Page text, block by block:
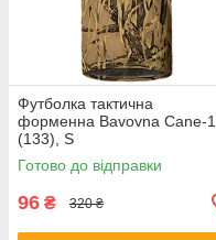
Футболка тактична
форменна Bavovna Cane-1
(133), S
Готово до відправки
96 ₴ 320 ₴